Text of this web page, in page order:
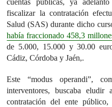
cuentas públicas, ya
fiscalizar la contratación
Salud (SAS) durante dicho
había fraccionado 458,3
de 5.000, 15.000 y 30.00
Cádiz, Córdoba y Jaén,.
Este “modus operandi”,
interventores, buscaba
contratación del ente